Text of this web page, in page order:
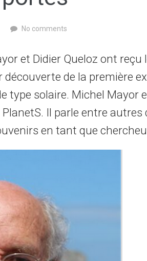
No comments
et Didier Queloz ont reçu
de la première
type solaire. Michel Mayor
Il parle entre autres
en tant que